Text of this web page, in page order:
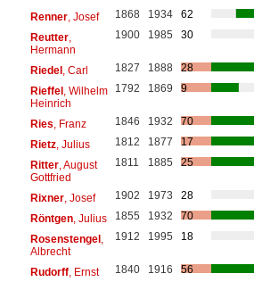
Renner, Josef 1868 1934
62
Reutter,
Hermann
1900 1985 30
Riedel, Carl 1827 1888
28
Rieffel, Wilhelm
Heinrich
1792 1869 9
Ries , Franz 1846 1932
70
Rietz, Julius 1812 1877
17
Ritter, August
Gottfried
1811 1885 25
Rixner, Josef 1902 1973
28
Röntgen, Julius 1855 1932
70
Rosenstengel,
Albrecht
1912 1995 18
Rudorff, Ernst 1840 1916
56